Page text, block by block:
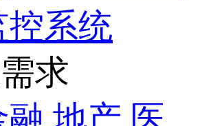
控系统
求